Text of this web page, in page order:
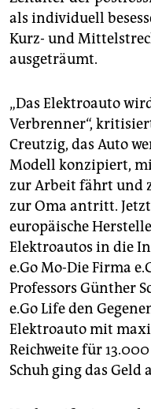
als individuell
Kurz- und
ausgeträumt.
„Das Elektroauto
Verbrenner“,
Creutzig, das Auto
Modell konzipiert,
zur Arbeit fährt und
zur Oma antritt.
europäische
Elektroautos in die
e.Go Mo-Die Firma
Professors Günther
e.Go Life den
Elektroauto mit
Reichweite für
Schuh ging das Geld